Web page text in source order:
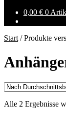
0,00 € 0
Start /Produkte
Alle 2 Ergebnisse